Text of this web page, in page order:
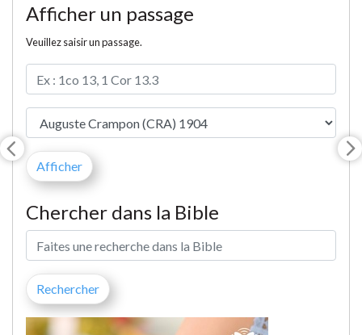
Afficher un passage
Veuillez saisir un passage.
Chercher dans la Bible